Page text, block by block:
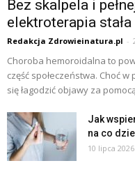
Bez skalpela i
elektroterapia
Redakcja Zdrowieinatura.pl -
Choroba hemoroidalna to
część społeczeństwa. Choć
się łagodzić objawy za
Jak
na co
10 lipca 2026